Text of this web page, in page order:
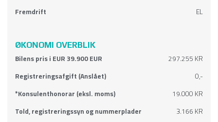
Fremdrift
EL
ØKONOMI OVERBLIK
Bilens pris i EUR 39.900 EUR
297.255 KR
Registreringsafgift (Anslået)
0,-
*Konsulenthonorar (eksl. moms)
19.000 KR
Told, registreringssyn og nummerplader
3.166 KR